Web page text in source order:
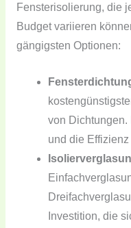
Fensterisolierung, die
Budget variieren
gängigsten Optionen:
von
und die
Investition, die